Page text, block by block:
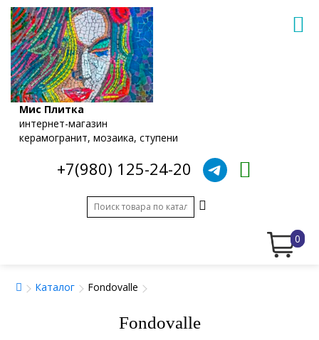
Мис Плитка
интернет-магазин
керамогранит, мозаика, ступени
+7(980) 125-24-20
0
Каталог Fondovalle
Fondovalle